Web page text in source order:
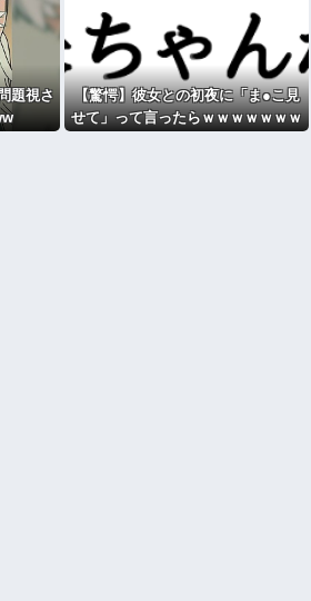
題視さ
【驚愕】彼女との初夜に「ま●こ見
せて」って言ったらｗｗｗｗｗｗｗ